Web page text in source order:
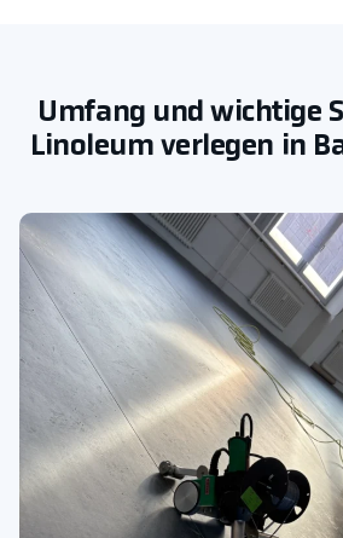
Umfang und wichtige
Linoleum verlegen in